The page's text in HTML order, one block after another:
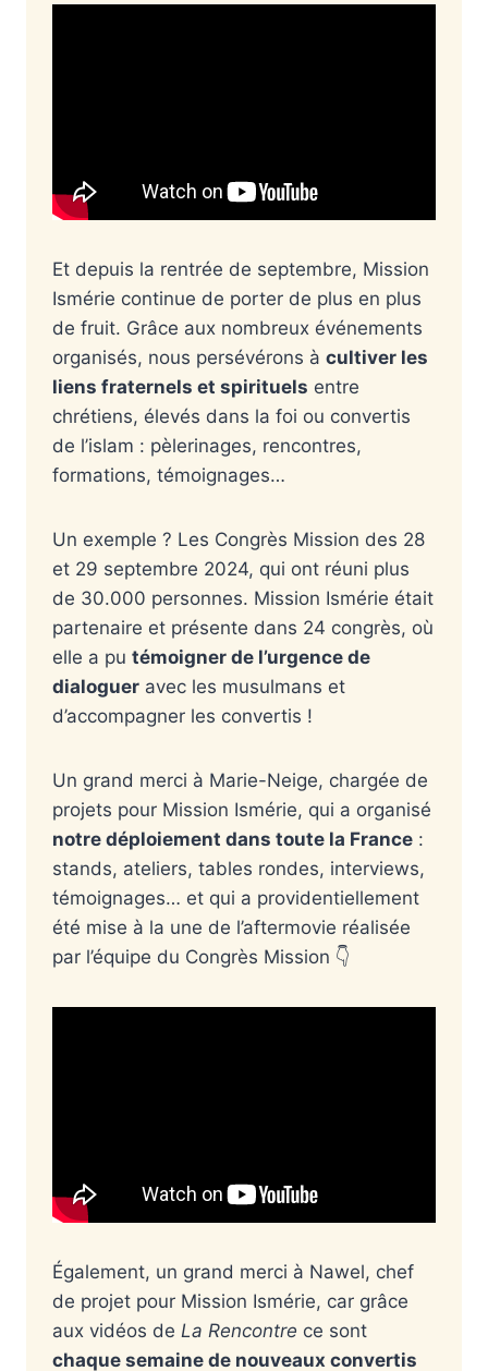
Et depuis la rentrée de septembre, Mission
Ismérie continue de porter de plus en plus
de fruit. Grâce aux nombreux événements
organisés, nous persévérons à cultiver les
liens fraternels et spirituels entre
chrétiens, élevés dans la foi ou convertis
de l’islam : pèlerinages, rencontres,
formations, témoignages…
Un exemple ? Les Congrès Mission des 28
et 29 septembre 2024, qui ont réuni plus
de 30.000 personnes. Mission Ismérie était
partenaire et présente dans 24 congrès, où
elle a pu témoigner de l’urgence de
dialoguer avec les musulmans et
d’accompagner les convertis !
Un grand merci à Marie-Neige, chargée de
projets pour Mission Ismérie, qui a organisé
notre déploiement dans toute la France :
stands, ateliers, tables rondes, interviews,
témoignages… et qui a providentiellement
été mise à la une de l’aftermovie réalisée
par l’équipe du Congrès Mission 👇
Également, un grand merci à Nawel, chef
de projet pour Mission Ismérie, car grâce
aux vidéos de La Rencontre ce sont
chaque semaine de nouveaux convertis